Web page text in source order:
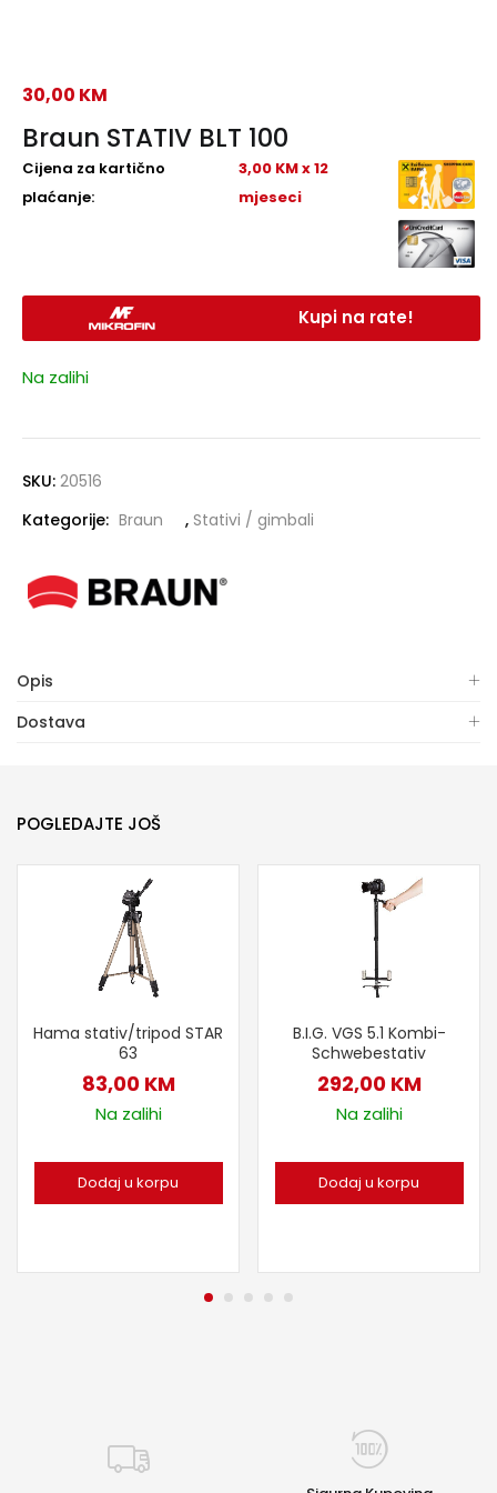
Braun STATIV BLT 100
30,00 KM
Cijena za kartično
plaćanje:
3,00 KM x 12
mjeseci
Kupi na rate!
Na zalihi
SKU: 20516
Kategorije: Braun , Stativi / gimbali
Opis
Dostava
POGLEDAJTE JOŠ
Hama stativ/tripod STAR
63
83,00 KM
Na zalihi
Dodaj u korpu
B.I.G. VGS 5.1 Kombi-
Schwebestativ
292,00 KM
Na zalihi
Dodaj u korpu